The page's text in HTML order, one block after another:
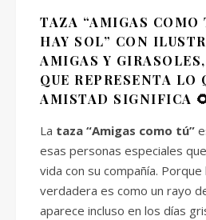
TAZA “AMIGAS COMO
HAY SOL” CON
AMIGAS Y
QUE REPRESENTA LO
AMISTAD SIGNIFICA
La taza “Amigas como tú”
esas personas especiales
vida con su compañía. Porque
verdadera es como un rayo
aparece incluso en los días